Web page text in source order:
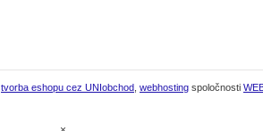
tvorba eshopu cez UNIobchod webhosting spoločnosti